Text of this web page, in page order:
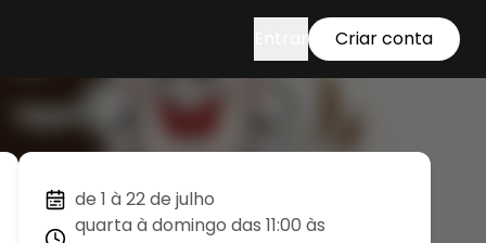
Criar conta
de 1 à 22 de julho
quarta à domingo das 11:00 às